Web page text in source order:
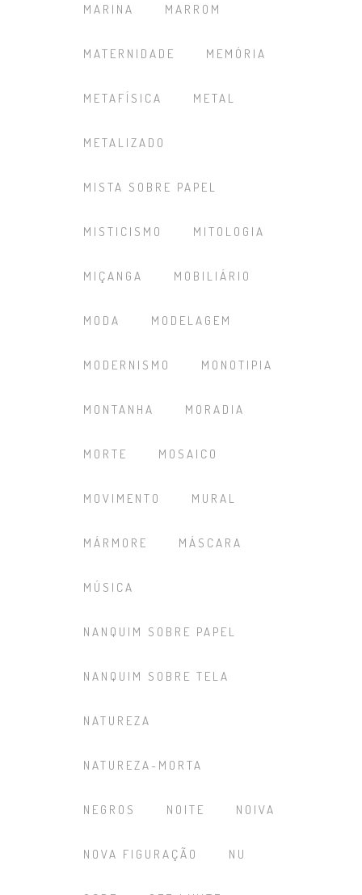
MARINA MARROM
MATERNIDADE MEMÓRIA
METAFÍSICA METAL
METALIZADO
MISTA SOBRE PAPEL
MISTICISMO MITOLOGIA
MIÇANGA MOBILIÁRIO
MODA MODELAGEM
MODERNISMO MONOTIPIA
MONTANHA MORADIA
MORTE MOSAICO
MOVIMENTO MURAL
MÁRMORE MÁSCARA
MÚSICA
NANQUIM SOBRE PAPEL
NANQUIM SOBRE TELA
NATUREZA
NATUREZA-MORTA
NEGROS NOITE NOIVA
NOVA FIGURAÇÃO NU